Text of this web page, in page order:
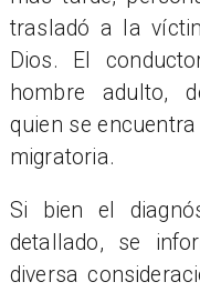
trasladó a la
Dios. El
hombre adulto,
quien se
migratoria.
Si bien el
detallado, se
diversa